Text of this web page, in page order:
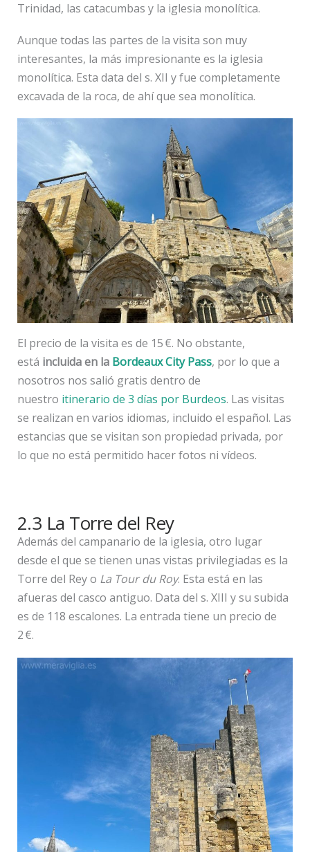
Trinidad, las catacumbas y la iglesia monolítica.
Aunque todas las partes de la visita son muy
interesantes, la más impresionante es la iglesia
monolítica. Esta data del s. XII y fue completamente
excavada de la roca, de ahí que sea monolítica.
El precio de la visita es de 15 €. No obstante,
está incluida en la Bordeaux City Pass, por lo que a
nosotros nos salió gratis dentro de
nuestro itinerario de 3 días por Burdeos. Las visitas
se realizan en varios idiomas, incluido el español. Las
estancias que se visitan son propiedad privada, por
lo que no está permitido hacer fotos ni vídeos.
2.3 La Torre del Rey
Además del campanario de la iglesia, otro lugar
desde el que se tienen unas vistas privilegiadas es la
Torre del Rey o La Tour du Roy. Esta está en las
afueras del casco antiguo. Data del s. XIII y su subida
es de 118 escalones. La entrada tiene un precio de
2 €.